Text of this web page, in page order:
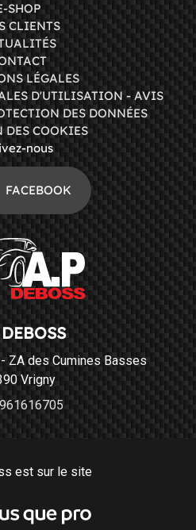
SHOP
CLIENTS
LÉGALES
D'UTILISATION - AVIS
DES DONNÉES
DES COOKIES
nous
FACEBOOK
ZA des Cumines Basses
Vrigny
est sur le site